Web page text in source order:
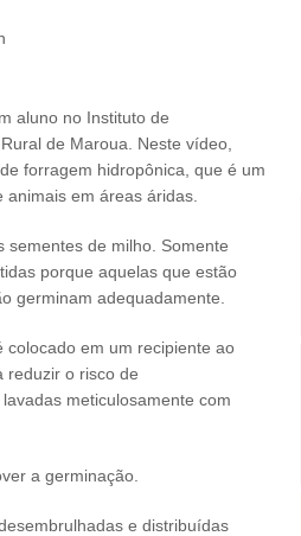
aluno no Instituto de
de Maroua. Neste vídeo,
forragem hidropônica, que é um
em áreas áridas.
sementes de milho. Somente
porque aquelas que estão
germinam adequadamente.
colocado em um recipiente ao
reduzir o risco de
meticulosamente com
a germinação.
e distribuídas